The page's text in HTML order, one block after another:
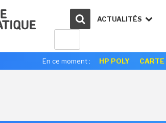
ACTUALITÉS
En ce moment : HP POLY CARTE